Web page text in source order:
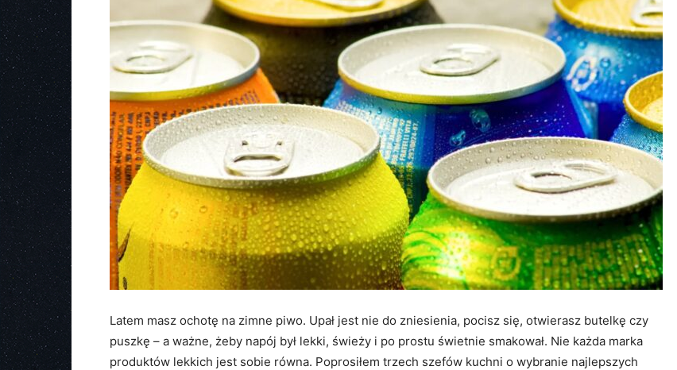
Latem masz ochotę na zimne piwo. Upał jest nie do zniesienia, pocisz się, otwierasz butelkę czy
puszkę – a ważne, żeby napój był lekki, świeży i po prostu świetnie smakował. Nie każda marka
produktów lekkich jest sobie równa. Poprosiłem trzech szefów kuchni o wybranie najlepszych